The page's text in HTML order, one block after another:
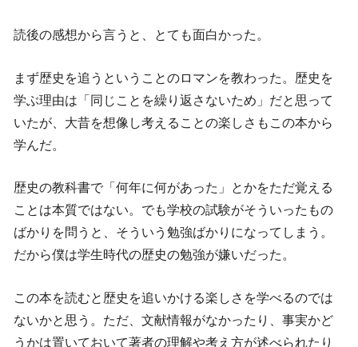
読後の感想から言うと、とても面白かった。
まず歴史を追うということのロマンを教わった。歴史を
学ぶ理由は「同じことを繰り返さないため」だと思って
いたが、大昔を想像し考えることの楽しさもこの本から
学んだ。
歴史の教科書で「何年に何があった」とかをただ覚える
ことは本質ではない。でも学校の試験がそういったもの
ばかりを問うと、そういう勉強ばかりになってしまう。
だから僕は学生時代の歴史の勉強が嫌いだった。
この本を読むと歴史を追いかける楽しさを学べるのでは
ないかと思う。ただ、文献情報がなかったり、事実かど
うかは置いておいて著者の理解や考え方が述べられたり